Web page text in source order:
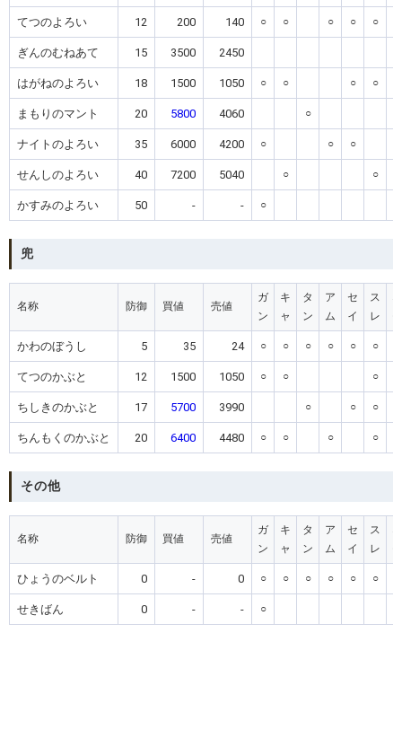
てつのよろい 12 200 140 ○ ○ ○ ○ ○
ぎんのむねあて 15 3500 2450
はがねのよろい 18 1500 1050 ○ ○ ○ ○
まもりのマント 20 5800 4060 ○
ナイトのよろい 35 6000 4200 ○ ○ ○
せんしのよろい 40 7200 5040 ○ ○
かすみのよろい 50 - - ○
兜
名称 防御 買値 売値
ガ
ン
キ
ャ
タ
ン
ア
ム
セ
イ
ス
レ
かわのぼうし 5 35 24 ○ ○ ○ ○ ○ ○
てつのかぶと 12 1500 1050 ○ ○ ○
ちしきのかぶと 17 5700 3990 ○ ○ ○
ちんもくのかぶと 20 6400 4480 ○ ○ ○ ○
その他
名称 防御 買値 売値
ガ
ン
キ
ャ
タ
ン
ア
ム
セ
イ
ス
レ
ひょうのベルト 0 - 0 ○ ○ ○ ○ ○ ○
せきばん 0 - - ○